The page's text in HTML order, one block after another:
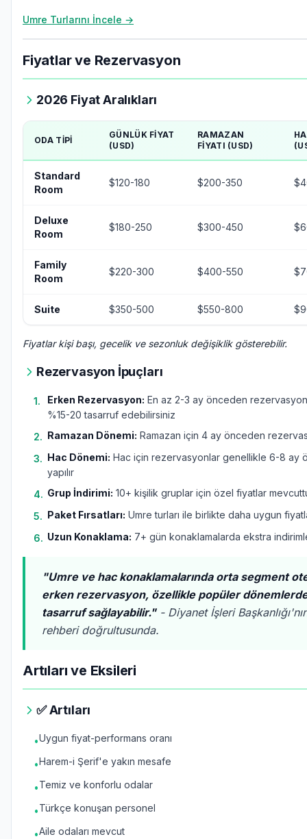
Umre Turlarını İncele →
Fiyatlar ve Rezervasyon
2026 Fiyat Aralıkları
ODA TIPI
GÜNLÜK FIYAT
(USD)
RAMAZAN
FIYATI (USD)
Standard
Room
$120-180 $200-350
Deluxe
Room
$180-250 $300-450
Family
Room
$220-300 $400-550
Suite $350-500 $550-800
Fiyatlar kişi başı, gecelik ve sezonluk değişiklik gösterebilir.
Rezervasyon İpuçları
1. Erken Rezervasyon: En az 2-3 ay önceden
%15-20 tasarruf edebilirsiniz
2. Ramazan Dönemi: Ramazan için 4 ay önceden
3. Hac Dönemi: Hac için rezervasyonlar genellikle 6-8 ay
yapılır
4. Grup İndirimi: 10+ kişilik gruplar için özel fiyatlar
5. Paket Fırsatları: Umre turları ile birlikte daha uygun
6. Uzun Konaklama: 7+ gün konaklamalarda ekstra
"Umre ve hac konaklamalarında orta segment
erken rezervasyon, özellikle popüler
tasarruf sağlayabilir."- Diyanet İşleri
rehberi doğrultusunda.
Artıları ve Eksileri
✅ Artıları
•Uygun fiyat-performans oranı
•Harem-i Şerif'e yakın mesafe
•Temiz ve konforlu odalar
•Türkçe konuşan personel
•Aile odaları mevcut